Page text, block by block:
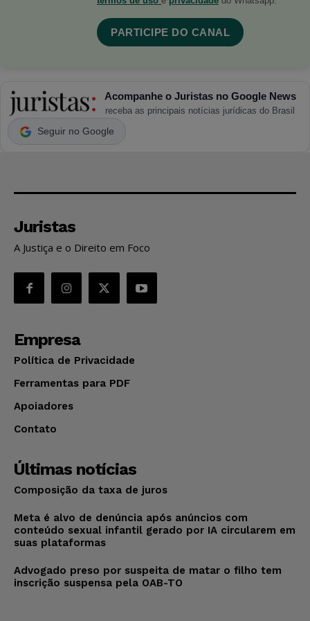
PARTICIPE DO CANAL
Acompanhe o Juristas no Google News
receba as principais notícias jurídicas do Brasil
Seguir no Google
Juristas
A Justiça e o Direito em Foco
Empresa
Política de Privacidade
Ferramentas para PDF
Apoiadores
Contato
Últimas notícias
Composição da taxa de juros
Meta é alvo de denúncia após anúncios com
conteúdo sexual infantil gerado por IA circularem em
suas plataformas
Advogado preso por suspeita de matar o filho tem
inscrição suspensa pela OAB-TO